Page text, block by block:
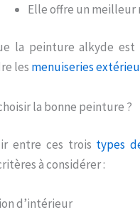
Elle offre un meilleur
la peinture alkyde est
les menuiseries
la bonne peinture ?
entre ces trois types
à considérer :
d’intérieur